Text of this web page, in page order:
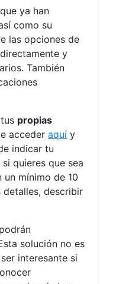
ya han
como su
las opciones de
y
También
propias
acceder aquí y
indicar tu
quieres que sea
mínimo de 10
detalles, describir
solución no es
interesante si